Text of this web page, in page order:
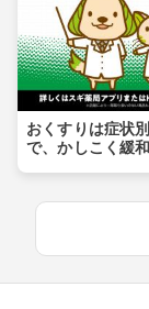
おくすりは症状
で、かしこく緩和